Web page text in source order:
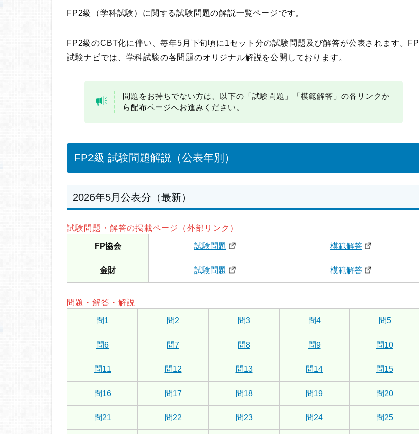
FP2級（学科試験）に関する試験問題の解説一覧ページです。
FP2級のCBT化に伴い、毎年5月下旬頃に1セット分の試験問題及び解答が公表されます。FP
試験ナビでは、学科試験の各問題のオリジナル解説を公開しております。
問題をお持ちでない方は、以下の「試験問題」「模範解答」の各リンクか
ら配布ページへお進みください。
FP2級 試験問題解説（公表年別）
2026年5月公表分（最新）
試験問題・解答の掲載ページ（外部リンク）
FP協会 試験問題 模範解答
金財 試験問題 模範解答
問題・解答・解説
問1 問2 問3 問4 問5
問6 問7 問8 問9 問10
問11 問12 問13 問14 問15
問16 問17 問18 問19 問20
問21 問22 問23 問24 問25